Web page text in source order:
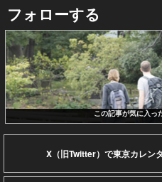
フォローする
この記事が気に入っ
X（旧Twitter）で東京カレン